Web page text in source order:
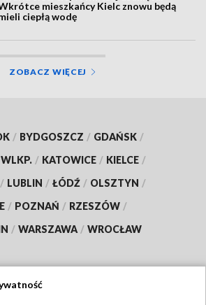
mieszkańcy Kielc znowu będą
ciepłą wodę
ZOBACZ WIĘCEJ
/ BYDGOSZCZ / GDAŃSK /
/ KATOWICE / KIELCE /
/ LUBLIN / ŁÓDŹ / OLSZTYN /
/ POZNAŃ / RZESZÓW /
/ WARSZAWA / WROCŁAW